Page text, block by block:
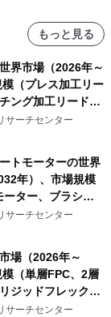
もっと見る
界市場（2026年～
（プレス加工リー
ング加工リードフ
ートを発表
サーチセンター
トモーターの世界
年）、市場規模
ーター、ブラシレ
析レポートを発
サーチセンター
場（2026年～
（単層FPC、2層
ジッドフレックス
トを発表
サーチセンター